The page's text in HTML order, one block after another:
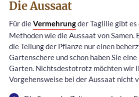
Die Aussaat
Für dieVermehrungder Taglilie gibt
Methoden wie die Aussaat von
die Teilung der Pflanze nur einen
Gartenschere und schon haben Sie
Garten. Nichtsdestotrotz möchten wir
Vorgehensweise bei der Aussaat nicht